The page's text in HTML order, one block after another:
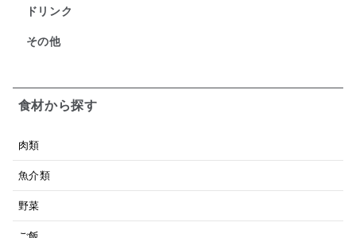
ドリンク
その他
食材から探す
肉類
魚介類
野菜